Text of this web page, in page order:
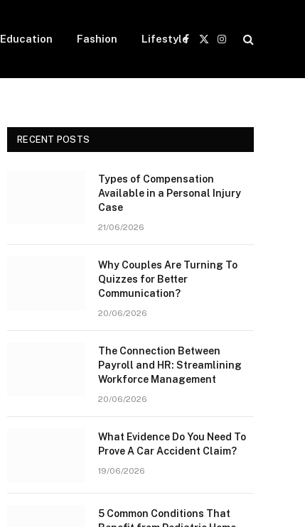
Education Fashion Lifestyle
Facebook
X
Instagram
RECENT POSTS
Types of Compensation
Available in a Personal Injury
Case
21/06/2026
Why Couples Are Turning To
Quizzes for Better
Communication?
20/06/2026
The Connection Between
Payroll and HR: Streamlining
Workforce Management
20/06/2026
What Evidence Do You Need To
Prove A Car Accident Claim?
19/06/2026
5 Common Conditions That